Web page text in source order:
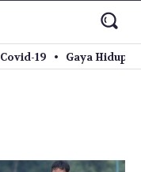
Covid-19 Gaya Hidup